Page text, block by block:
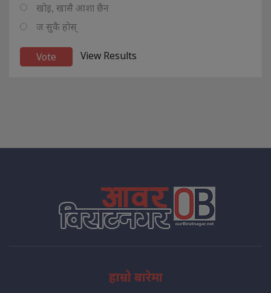
खोइ, खासै आशा छैन
ज सुकै होस्
View Results
हाम्रो बारेमा